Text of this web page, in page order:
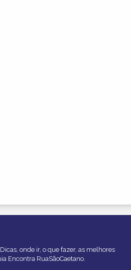
onde ir, o que fazer, as melhores
Encontra RuaSãoCaetano.